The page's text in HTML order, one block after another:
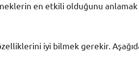
en etkili olduğunu
iyi bilmek gerekir.